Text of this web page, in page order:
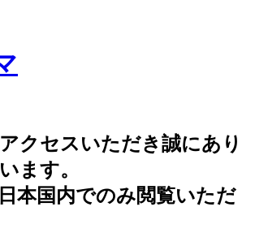
クセスいただき誠にあり
ます。
本国内でのみ閲覧いただ